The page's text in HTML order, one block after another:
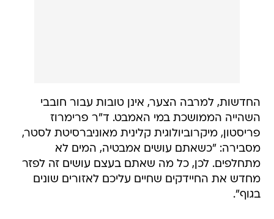
החדשות, למרבה הצער, אינן טובות עבור חובבי
השהייה הממושכת במי האמבט. ד"ר פרימרוז
פריסטון, מיקרוביולוגית קלינית מאוניברסיטת לסטר,
מסבירה: "כשאתם עושים אמבטיה, המים לא
מתחלפים. לכן, כל מה שאתם בעצם עושים זה לפזר
מחדש את החיידקים שחיים עליכם לאזורים שונים
בגוף".